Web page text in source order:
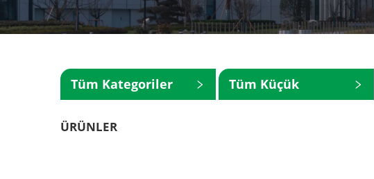
Tüm Kategoriler
Tüm Küçük
ÜRÜNLER